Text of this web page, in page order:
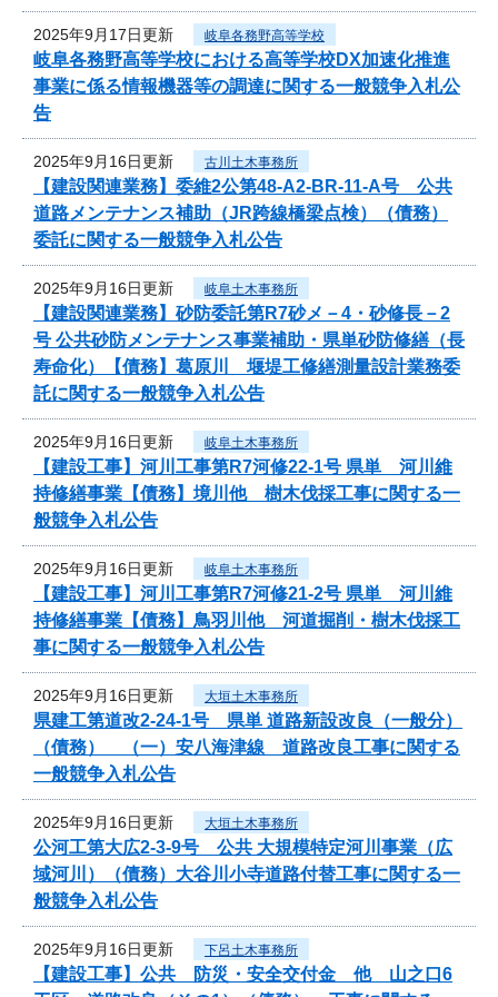
2025年9月17日更新 岐阜各務野高等学校
岐阜各務野高等学校における高等学校DX加速化推進
事業に係る情報機器等の調達に関する一般競争入札公
告
2025年9月16日更新 古川土木事務所
【建設関連業務】委維2公第48-A2-BR-11-A号 公共
道路メンテナンス補助（JR跨線橋梁点検）（債務）
委託に関する一般競争入札公告
2025年9月16日更新 岐阜土木事務所
【建設関連業務】砂防委託第R7砂メ－4・砂修長－2
号 公共砂防メンテナンス事業補助・県単砂防修繕（長
寿命化）【債務】葛原川 堰堤工修繕測量設計業務委
託に関する一般競争入札公告
2025年9月16日更新 岐阜土木事務所
【建設工事】河川工事第R7河修22-1号 県単 河川維
持修繕事業【債務】境川他 樹木伐採工事に関する一
般競争入札公告
2025年9月16日更新 岐阜土木事務所
【建設工事】河川工事第R7河修21-2号 県単 河川維
持修繕事業【債務】鳥羽川他 河道掘削・樹木伐採工
事に関する一般競争入札公告
2025年9月16日更新 大垣土木事務所
県建工第道改2-24-1号 県単 道路新設改良（一般分）
（債務） （一）安八海津線 道路改良工事に関する
一般競争入札公告
2025年9月16日更新 大垣土木事務所
公河工第大広2-3-9号 公共 大規模特定河川事業（広
域河川）（債務）大谷川小寺道路付替工事に関する一
般競争入札公告
2025年9月16日更新 下呂土木事務所
【建設工事】公共 防災・安全交付金 他 山之口6